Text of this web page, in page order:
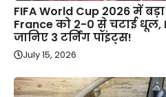
FIFA World Cup 2026 में
France को 2-0 से चटाई धूल,
जानिए 3 टर्निंग पॉइंट्स!
July 15, 2026